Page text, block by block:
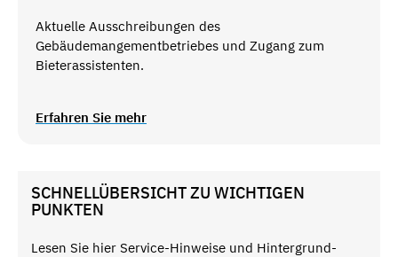
Aktuelle Ausschreibungen des
Gebäudemangementbetriebes und Zugang zum
Bieterassistenten.
Erfahren Sie mehr
SCHNELLÜBERSICHT ZU WICHTIGEN
PUNKTEN
Lesen Sie hier Service-Hinweise und Hintergrund-